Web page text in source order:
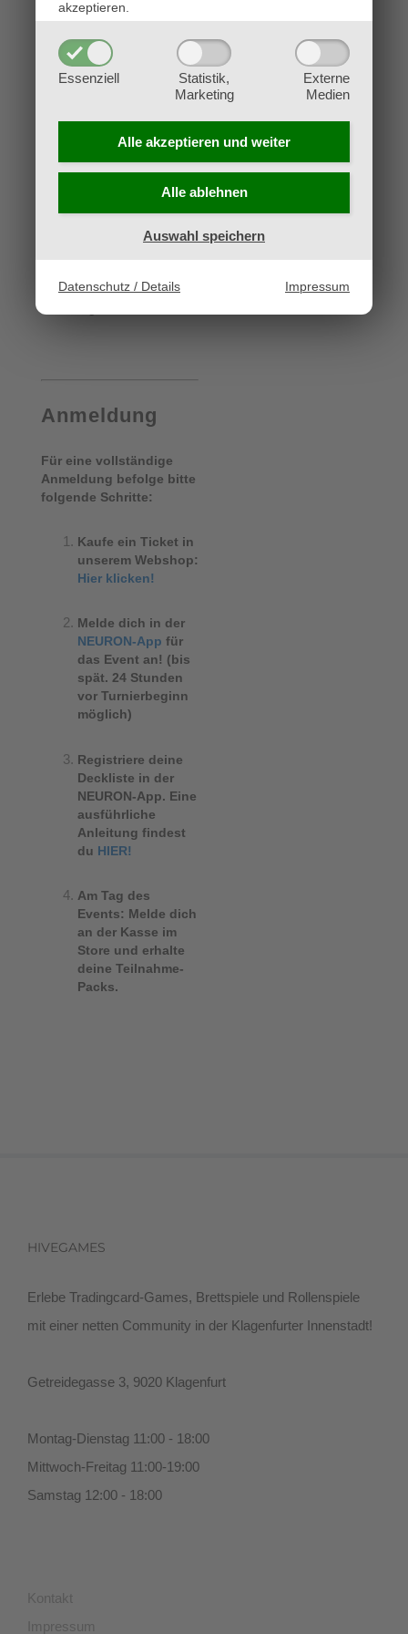
akzeptieren.
Essenziell
Statistik,
Marketing
Externe
Medien
Alle akzeptieren und weiter
Alle ablehnen
Auswahl speichern
Datenschutz / Details Impressum
Championship
Invites
Auf diesem Event werden
Bitte beachten: Falls ein
Spieler, der schon
qualifiziert ist, eine weitere
diese NICHT
Anmeldung
Für eine vollständige
Anmeldung befolge bitte
folgende Schritte:
Kaufe ein Ticket in
unserem Webshop:
Hier klicken!
Melde dich in der
NEURON-App für
das Event an! (bis
spät. 24 Stunden
vor Turnierbeginn
möglich)
Registriere deine
Deckliste in der
NEURON-App. Eine
ausführliche
Anleitung findest
du HIER!
Am Tag des
Events: Melde dich
an der Kasse im
Store und erhalte
deine Teilnahme-
Packs.
HIVEGAMES
Erlebe Tradingcard-Games, Brettspiele und Rollenspiele
mit einer netten Community in der Klagenfurter Innenstadt!
Getreidegasse 3, 9020 Klagenfurt
Montag-Dienstag 11:00 - 18:00
Mittwoch-Freitag 11:00-19:00
Samstag 12:00 - 18:00
Kontakt
Impressum